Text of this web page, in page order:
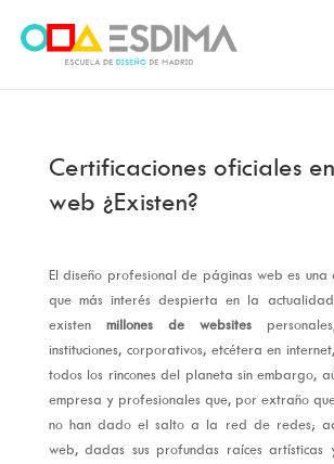
Certificaciones oficiales
web ¿Existen?
El diseño profesional de páginas web es una
que más interés despierta en la
existen millones de websites
instituciones, corporativos, etcétera en
todos los rincones del planeta sin embargo,
empresa y profesionales que, por extraño
no han dado el salto a la red de redes;
web, dadas sus profundas raíces artísticas